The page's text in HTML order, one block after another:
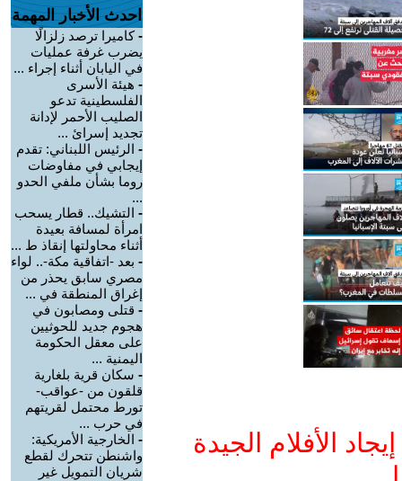
الأفلام الجيدة
احدث الأخبار المهمة
-كاميرا ترصد زلزالًا
يضرب غرفة عمليات
في اليابان أثناء إجراء ...
- هيئة الأسرى
الفلسطينية تدعو
الصليب الأحمر لإدانة
تجديد إسرائ ...
- الرئيس اللبناني: تقدم
إيجابي في مفاوضات
روما بشأن ملفي الحدو
...
- التشيك.. قطار يسحب
امرأة لمسافة بعيدة
أثناء محاولتها إنقاذ ط ...
- بعد -اتفاقية مكة-.. لواء
مصري سابق يحذر من
إغراق المنطقة في ...
- قتلى ومصابون في
هجوم جديد للحوثيين
على معقل الحكومة
اليمنية ...
- سكان قرية بلغارية
قلقون من -عواقب-
تورط محتمل لقريتهم
في حرب ...
- الخارجية الأمريكية:
واشنطن تتحرك لقطع
شريان التمويل غير